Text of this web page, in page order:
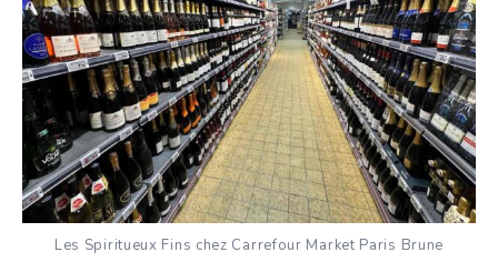
Les Spiritueux Fins chez Carrefour Market Paris Brune